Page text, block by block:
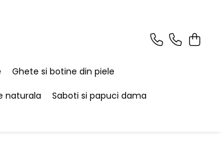
Ghete si botine din piele
naturala
Saboti si papuci dama